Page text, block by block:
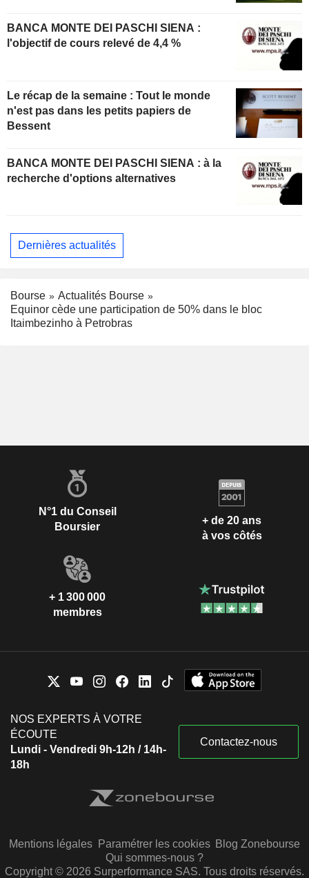
BANCA MONTE DEI PASCHI SIENA :
l'objectif de cours relevé de 4,4 %
Le récap de la semaine : Tout le monde
n'est pas dans les petits papiers de
Bessent
BANCA MONTE DEI PASCHI SIENA : à la
recherche d'options alternatives
Dernières actualités
Bourse
Actualités Bourse
Equinor cède une participation de 50% dans le bloc
Itaimbezinho à Petrobras
N°1 du Conseil
Boursier
+ de 20 ans
à vos côtés
+ 1 300 000
membres
NOS EXPERTS À VOTRE
ÉCOUTE
Lundi - Vendredi 9h-12h / 14h-
18h
Contactez-nous
Mentions légales Paramétrer les cookies Blog Zonebourse
Qui sommes-nous ?
Copyright © 2026 Surperformance SAS. Tous droits réservés.